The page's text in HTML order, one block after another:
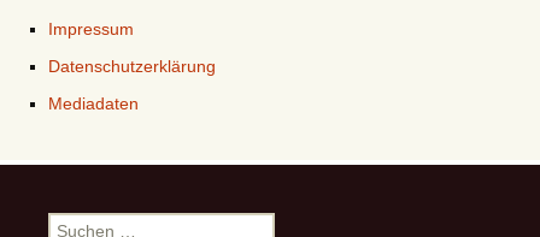
Impressum
Datenschutzerklärung
Mediadaten
Suchen